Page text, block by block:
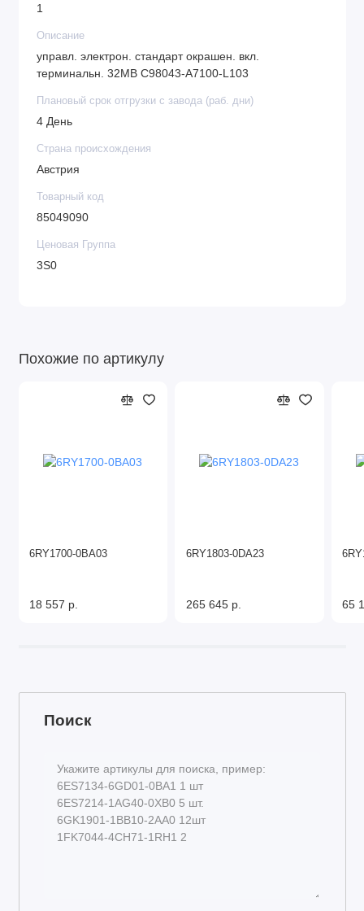
1
Описание
управл. электрон. стандарт окрашен. вкл.
терминальн. 32MB C98043-A7100-L103
Плановый срок отгрузки с завода (раб. дни)
4 День
Страна происхождения
Австрия
Товарный код
85049090
Ценовая Группа
3S0
Похожие по артикулу
6RY1700-0BA03
18 557 р.
6RY1803-0DA23
265 645 р. 65
Поиск